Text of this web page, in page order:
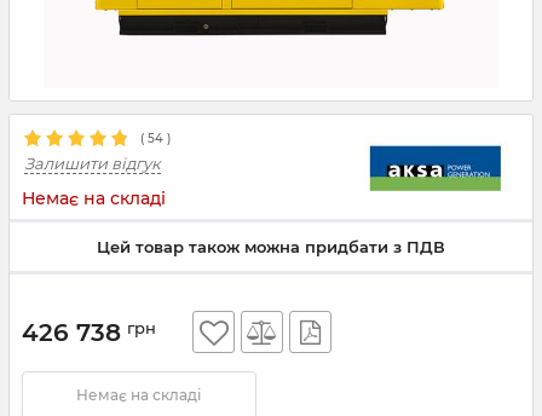
( 54 )
Залишити відгук
Немає на складі
Цей товар також можна придбати з ПДВ
426 738 грн
Немає на складі